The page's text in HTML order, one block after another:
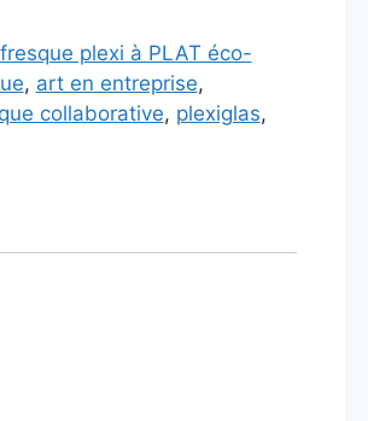
plexi à PLAT éco-
, art en entreprise,
collaborative, plexiglas,